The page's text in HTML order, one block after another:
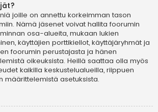
joille on annettu korkeimman tason
Nämä jäsenet voivat hallita foorumin
osa-alueita, mukaan lukien
käyttäjien porttikiellot, käyttäjäryhmät ja
foorumin perustajasta ja hänen
oikeuksista. Heillä saattaa olla myös
kaikilla keskustelualueilla, riippuen
määrittelemistä asetuksista.